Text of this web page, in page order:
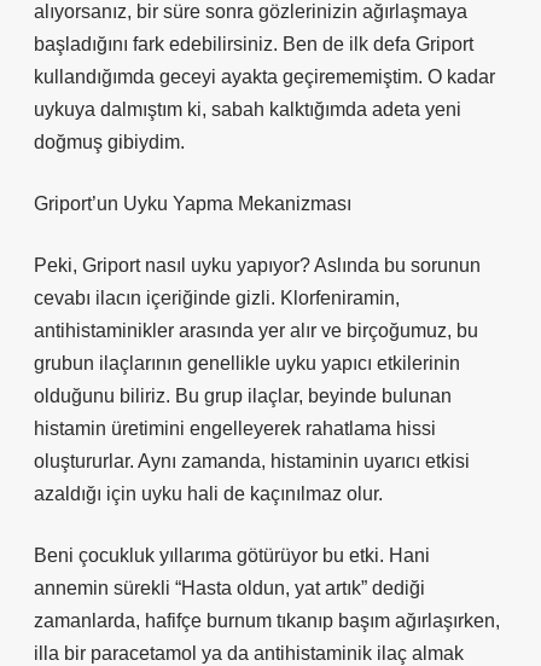
alıyorsanız, bir süre sonra gözlerinizin ağırlaşmaya
başladığını fark edebilirsiniz. Ben de ilk defa Griport
kullandığımda geceyi ayakta geçirememiştim. O kadar
uykuya dalmıştım ki, sabah kalktığımda adeta yeni
doğmuş gibiydim.
Griport’un Uyku Yapma Mekanizması
Peki, Griport nasıl uyku yapıyor? Aslında bu sorunun
cevabı ilacın içeriğinde gizli. Klorfeniramin,
antihistaminikler arasında yer alır ve birçoğumuz, bu
grubun ilaçlarının genellikle uyku yapıcı etkilerinin
olduğunu biliriz. Bu grup ilaçlar, beyinde bulunan
histamin üretimini engelleyerek rahatlama hissi
oluştururlar. Aynı zamanda, histaminin uyarıcı etkisi
azaldığı için uyku hali de kaçınılmaz olur.
Beni çocukluk yıllarıma götürüyor bu etki. Hani
annemin sürekli “Hasta oldun, yat artık” dediği
zamanlarda, hafifçe burnum tıkanıp başım ağırlaşırken,
illa bir paracetamol ya da antihistaminik ilaç almak